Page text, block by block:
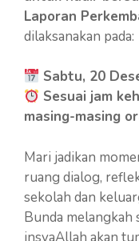
Laporan
dilaksanakan pada:
Sabtu, 20
Sesuai jam
masing-masing
Mari jadikan
ruang dialog,
sekolah dan
Bunda melangkah
insyaAllah akan